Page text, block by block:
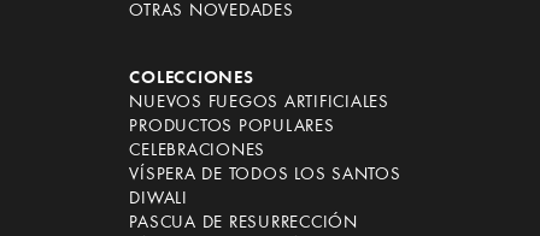
OTRAS NOVEDADES
COLECCIONES
NUEVOS FUEGOS ARTIFICIALES
PRODUCTOS POPULARES
CELEBRACIONES
VÍSPERA DE TODOS LOS SANTOS
DIWALI
PASCUA DE RESURRECCIÓN